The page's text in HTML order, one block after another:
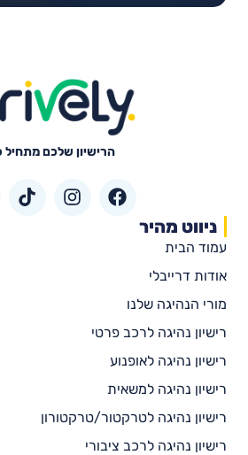
הרישיון שלכם מתחיל
ניווט מהיר
עמוד הבית
אודות דרייבלי
מורי הנהיגה שלנו
רישיון נהיגה לרכב פרטי
רישיון נהיגה לאופנוע
רישיון נהיגה למשאית
רישיון נהיגה לטרקטור/טרקטורון
רישיון נהיגה לרכב ציבורי